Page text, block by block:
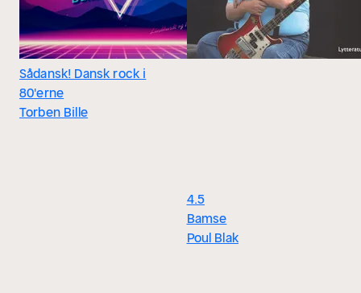
Sådansk! Dansk rock i
80'erne
Torben Bille
4.5
Bamse
Poul Blak